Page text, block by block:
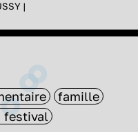
|
famille
festival